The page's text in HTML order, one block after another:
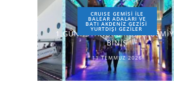
CRUISE GEMİSİ İLE
BALEAR ADALARI VE
BATI AKDENİZ GEZİSİ
YURTDIŞI GEZILER
1.GÜN-İSTANBUL-ROMA-GEMİYE
BİNİŞ
11 TEMMUZ 2026